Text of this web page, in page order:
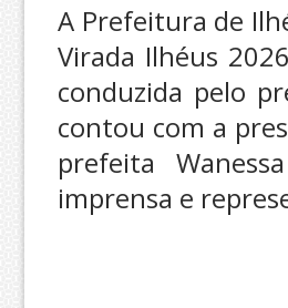
A Prefeitura de
Virada Ilhéus
conduzida pelo
contou com a
prefeita
imprensa e